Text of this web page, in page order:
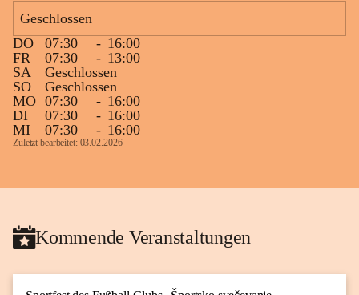
Geschlossen
DO
07:30 - 16:00
FR
07:30 - 13:00
SA
Geschlossen
SO
Geschlossen
MO 07:30 - 16:00
DI
07:30 - 16:00
MI
07:30 - 16:00
Zuletzt bearbeitet: 03.02.2026
Kommende Veranstaltungen